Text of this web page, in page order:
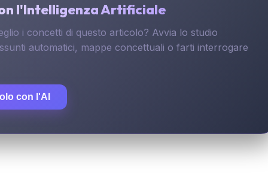
l'Intelligenza Artificiale
i concetti di questo articolo? Avvia lo studio
automatici, mappe concettuali o farti interrogare
con l'AI